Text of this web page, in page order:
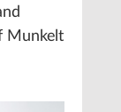
Munkelt